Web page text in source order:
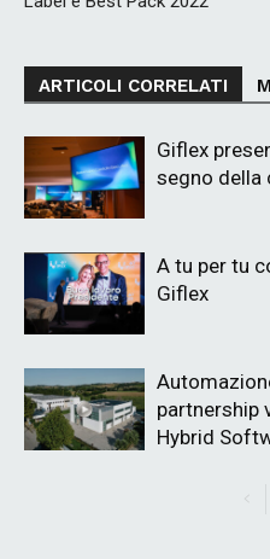
ARTICOLI CORRELATI
Giflex
segno della
A tu per tu
Giflex
partnership
Hybrid